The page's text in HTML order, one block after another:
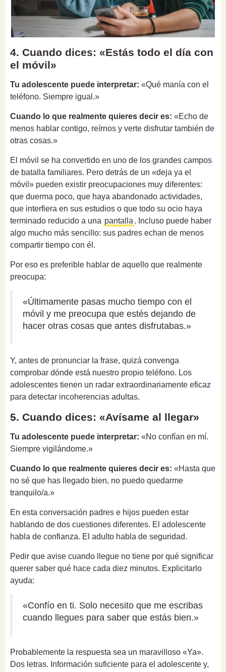
4. Cuando dices: «Estás todo el día con
el móvil»
Tu adolescente puede interpretar: «Qué manía con el
teléfono. Siempre igual.»
Cuando lo que realmente quieres decir es: «Echo de
menos hablar contigo, reírnos y verte disfrutar también de
otras cosas.»
El móvil se ha convertido en uno de los grandes campos
de batalla familiares. Pero detrás de un «deja ya el
móvil» pueden existir preocupaciones muy diferentes:
que duerma poco, que haya abandonado actividades,
que interfiera en sus estudios o que todo su ocio haya
terminado reducido a una pantalla . Incluso puede haber
algo mucho más sencillo: sus padres echan de menos
compartir tiempo con él.
Por eso es preferible hablar de aquello que realmente
preocupa:
«Últimamente pasas mucho tiempo con el
móvil y me preocupa que estés dejando de
hacer otras cosas que antes disfrutabas.»
Y, antes de pronunciar la frase, quizá convenga
comprobar dónde está nuestro propio teléfono. Los
adolescentes tienen un radar extraordinariamente eficaz
para detectar incoherencias adultas.
5. Cuando dices: «Avísame al llegar»
Tu adolescente puede interpretar: «No confían en mí.
Siempre vigilándome.»
Cuando lo que realmente quieres decir es: «Hasta que
no sé que has llegado bien, no puedo quedarme
tranquilo/a.»
En esta conversación padres e hijos pueden estar
hablando de dos cuestiones diferentes. El adolescente
habla de confianza. El adulto habla de seguridad.
Pedir que avise cuando llegue no tiene por qué significar
querer saber qué hace cada diez minutos. Explicitarlo
ayuda:
«Confío en ti. Solo necesito que me escribas
cuando llegues para saber que estás bien.»
Probablemente la respuesta sea un maravilloso «Ya».
Dos letras. Información suficiente para el adolescente y,